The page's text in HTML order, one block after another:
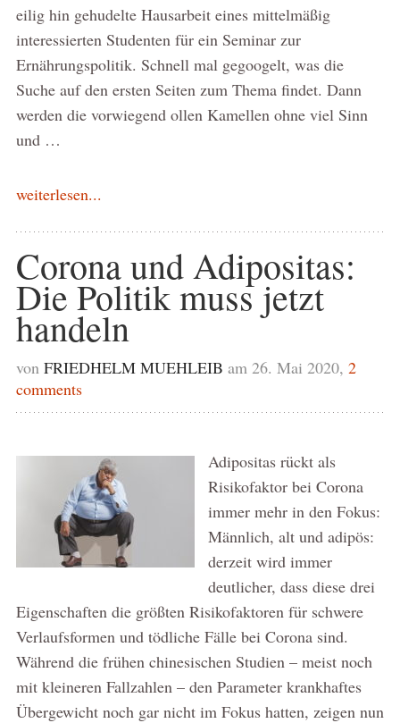
eilig hin gehudelte Hausarbeit eines mittelmäßig
interessierten Studenten für ein Seminar zur
Ernährungspolitik. Schnell mal gegoogelt, was die
Suche auf den ersten Seiten zum Thema findet. Dann
werden die vorwiegend ollen Kamellen ohne viel Sinn
und …
weiterlesen...
Corona und Adipositas:
Die Politik muss jetzt
handeln
von FRIEDHELM MUEHLEIB am 26. Mai 2020, 2
comments
Adipositas rückt als
Risikofaktor bei Corona
immer mehr in den Fokus:
Männlich, alt und adipös:
derzeit wird immer
deutlicher, dass diese drei
Eigenschaften die größten Risikofaktoren für schwere
Verlaufsformen und tödliche Fälle bei Corona sind.
Während die frühen chinesischen Studien – meist noch
mit kleineren Fallzahlen – den Parameter krankhaftes
Übergewicht noch gar nicht im Fokus hatten, zeigen nun